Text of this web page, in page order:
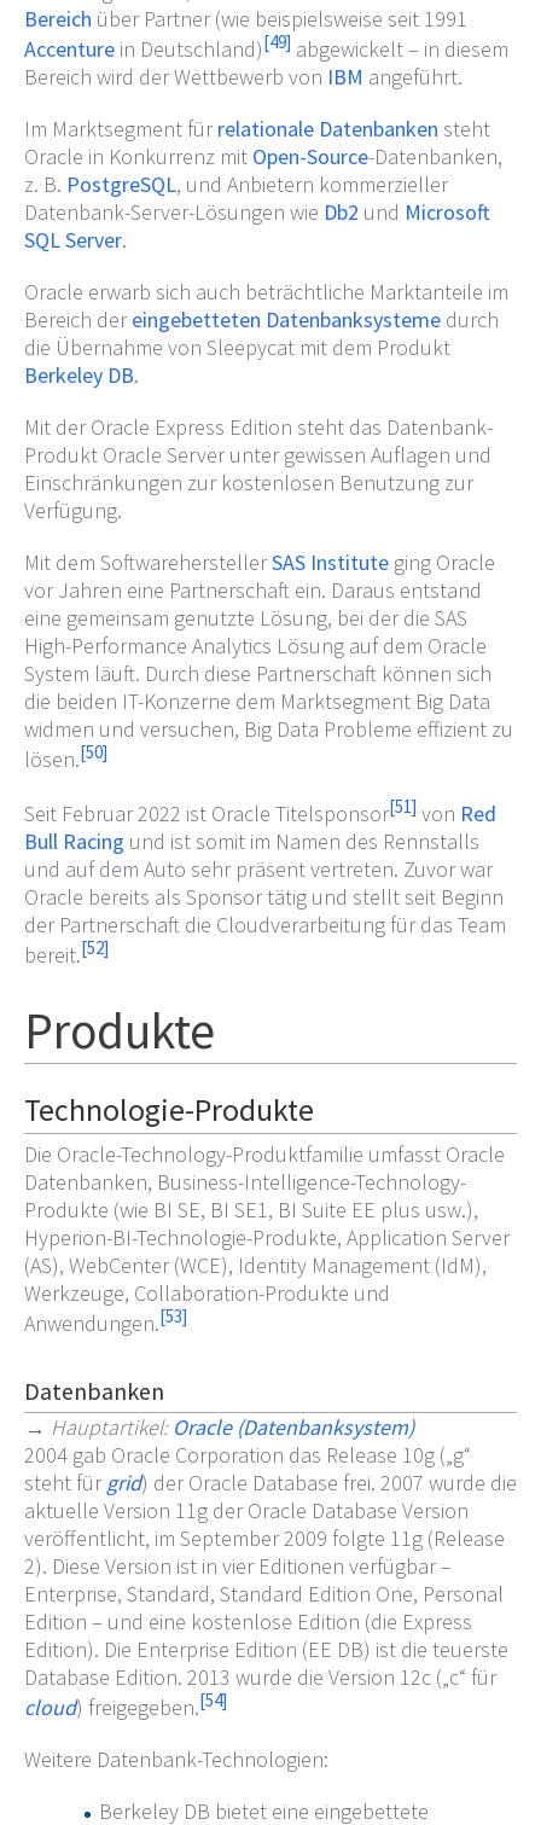
Bereich über Partner (wie beispielsweise seit 1991
Accenture in Deutschland)[49] abgewickelt – in diesem
Bereich wird der Wettbewerb von IBM angeführt.
Im Marktsegment fürrelationale Datenbanken steht
Oracle in Konkurrenz mit Open-Source-Datenbanken,
z. B. PostgreSQL, und Anbietern kommerzieller
Datenbank-Server-Lösungen wie Db2 und Microsoft
SQL Server.
Oracle erwarb sich auch beträchtliche Marktanteile im
Bereich dereingebetteten Datenbanksysteme durch
die Übernahme von Sleepycat mit dem Produkt
Berkeley DB.
Mit der Oracle Express Edition steht das Datenbank-
Produkt Oracle Server unter gewissen Auflagen und
Einschränkungen zur kostenlosen Benutzung zur
Verfügung.
Mit dem SoftwareherstellerSAS Institute ging Oracle
vor Jahren eine Partnerschaft ein. Daraus entstand
eine gemeinsam genutzte Lösung, bei der die SAS
High-Performance Analytics Lösung auf dem Oracle
System läuft. Durch diese Partnerschaft können sich
die beiden IT-Konzerne dem Marktsegment Big Data
widmen und versuchen, Big Data Probleme effizient zu
lösen.[50]
Seit Februar 2022 ist Oracle Titelsponsor[51] von Red
Bull Racing und ist somit im Namen des Rennstalls
und auf dem Auto sehr präsent vertreten. Zuvor war
Oracle bereits als Sponsor tätig und stellt seit Beginn
der Partnerschaft die Cloudverarbeitung für das Team
bereit.[52]
Produkte
Technologie-Produkte
Die Oracle-Technology-Produktfamilie umfasst Oracle
Datenbanken, Business-Intelligence-Technology-
Produkte (wie BI SE, BI SE1, BI Suite EE plus usw.),
Hyperion-BI-Technologie-Produkte, Application Server
(AS), WebCenter (WCE), Identity Management (IdM),
Werkzeuge, Collaboration-Produkte und
Anwendungen.[53]
Datenbanken
→ Hauptartikel: Oracle (Datenbanksystem)
2004 gab Oracle Corporation das Release 10g („g“
steht fürgrid) der Oracle Database frei. 2007 wurde die
aktuelle Version 11g der Oracle Database Version
veröffentlicht, im September 2009 folgte 11g (Release
2). Diese Version ist in vier Editionen verfügbar –
Enterprise, Standard, Standard Edition One, Personal
Edition – und eine kostenlose Edition (die Express
Edition). Die Enterprise Edition (EE DB) ist die teuerste
Database Edition. 2013 wurde die Version 12c („c“ für
cloud) freigegeben.[54]
Weitere Datenbank-Technologien:
Berkeley DB bietet eine eingebettete